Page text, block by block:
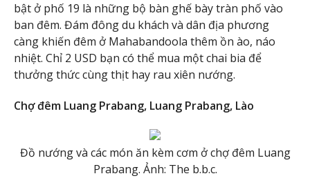
bật ở phố 19 là những bộ bàn ghế bày tràn phố vào
ban đêm. Đám đông du khách và dân địa phương
càng khiến đêm ở Mahabandoola thêm ồn ào, náo
nhiệt. Chỉ 2 USD bạn có thể mua một chai bia để
thưởng thức cùng thịt hay rau xiên nướng.
Chợ đêm Luang Prabang, Luang Prabang, Lào
Đồ nướng và các món ăn kèm cơm ở chợ đêm Luang
Prabang. Ảnh: The b.b.c.